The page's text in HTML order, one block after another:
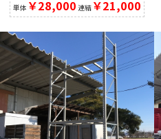
単体 ￥28,000 連結￥21,000